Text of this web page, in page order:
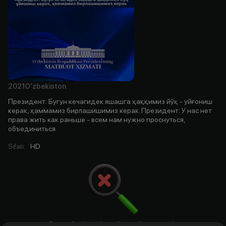
2021 O'zbekiston
Президент: Бугун кечагидек яшашга ҳаққимиз йўқ - уйғониш
керак, ҳаммамиз бирлашишимиз керак. Президент: У нас нет
права жить как раньше - всем нам нужно проснуться,
объединиться
Sifati: HD
Bu yerda aktyorlar, rejissyorlar. ssenariy